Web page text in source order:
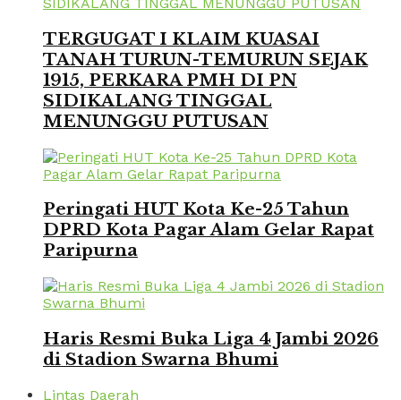
TERGUGAT I KLAIM KUASAI
TANAH TURUN-TEMURUN SEJAK
1915, PERKARA PMH DI PN
SIDIKALANG TINGGAL
MENUNGGU PUTUSAN
Peringati HUT Kota Ke-25 Tahun
DPRD Kota Pagar Alam Gelar Rapat
Paripurna
Haris Resmi Buka Liga 4 Jambi 2026
di Stadion Swarna Bhumi
Lintas Daerah